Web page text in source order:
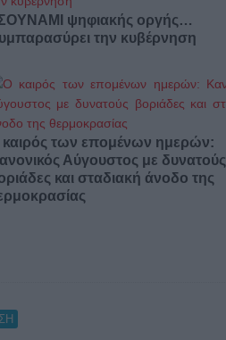
ψηφιακής οργής…
την κυβέρνηση
των επομένων ημερών:
Αύγουστος με δυνατούς
και σταδιακή άνοδο της